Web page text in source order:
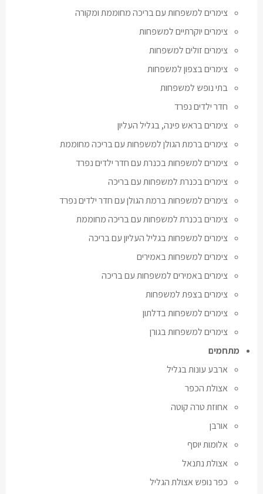
צימרים למשפחות עם בריכה מחוממת ומקורה
צימרים יוקרתיים למשפחות
צימרים זולים למשפחות
צימרים בצפון למשפחות
בתי נופש למשפחות
חדר ילדים נפרד
צימרים בראש פינה, בגליל העליון
צימרים ברמת הגולן למשפחות עם בריכה מחוממת
צימרים למשפחות בכנרת עם חדר ילדים נפרד
צימרים בכנרת למשפחות עם בריכה
צימרים למשפחות ברמת הגולן עם חדר ילדים נפרד
צימרים בכנרת למשפחות עם בריכה מחוממת
צימרים למשפחות בגליל העליון עם בריכה
צימרים למשפחות באמירים
צימרים באמירים למשפחות עם בריכה
צימרים בצפת למשפחות
צימרים למשפחות בדלתון
צימרים למשפחות בגורן
מתחמים
ארבע עונות בגליל
אצולת הכפר
אחוזת טרה קוטה
אורבן
אלומות יוסף
אצולת נתנאל
כפר נופש אצולת הגליל